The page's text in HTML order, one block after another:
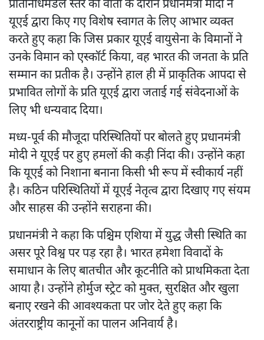
प्रतिनिधिमंडल स्तर की वार्ता के दौरान प्रधानमंत्री मोदी ने
यूएई द्वारा किए गए विशेष स्वागत के लिए आभार व्यक्त
करते हुए कहा कि जिस प्रकार यूएई वायुसेना के विमानों ने
उनके विमान को एस्कॉर्ट किया, वह भारत की जनता के प्रति
सम्मान का प्रतीक है। उन्होंने हाल ही में प्राकृतिक आपदा से
प्रभावित लोगों के प्रति यूएई द्वारा जताई गई संवेदनाओं के
लिए भी धन्यवाद दिया।
मध्य-पूर्व की मौजूदा परिस्थितियों पर बोलते हुए प्रधानमंत्री
मोदी ने यूएई पर हुए हमलों की कड़ी निंदा की। उन्होंने कहा
कि यूएई को निशाना बनाना किसी भी रूप में स्वीकार्य नहीं
है। कठिन परिस्थितियों में यूएई नेतृत्व द्वारा दिखाए गए संयम
और साहस की उन्होंने सराहना की।
प्रधानमंत्री ने कहा कि पश्चिम एशिया में युद्ध जैसी स्थिति का
असर पूरे विश्व पर पड़ रहा है। भारत हमेशा विवादों के
समाधान के लिए बातचीत और कूटनीति को प्राथमिकता देता
आया है। उन्होंने होर्मुज स्ट्रेट को मुक्त, सुरक्षित और खुला
बनाए रखने की आवश्यकता पर जोर देते हुए कहा कि
अंतरराष्ट्रीय कानूनों का पालन अनिवार्य है।